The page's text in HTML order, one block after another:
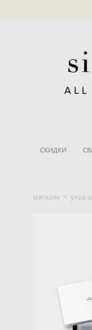
СКИДКИ
магазин > уход